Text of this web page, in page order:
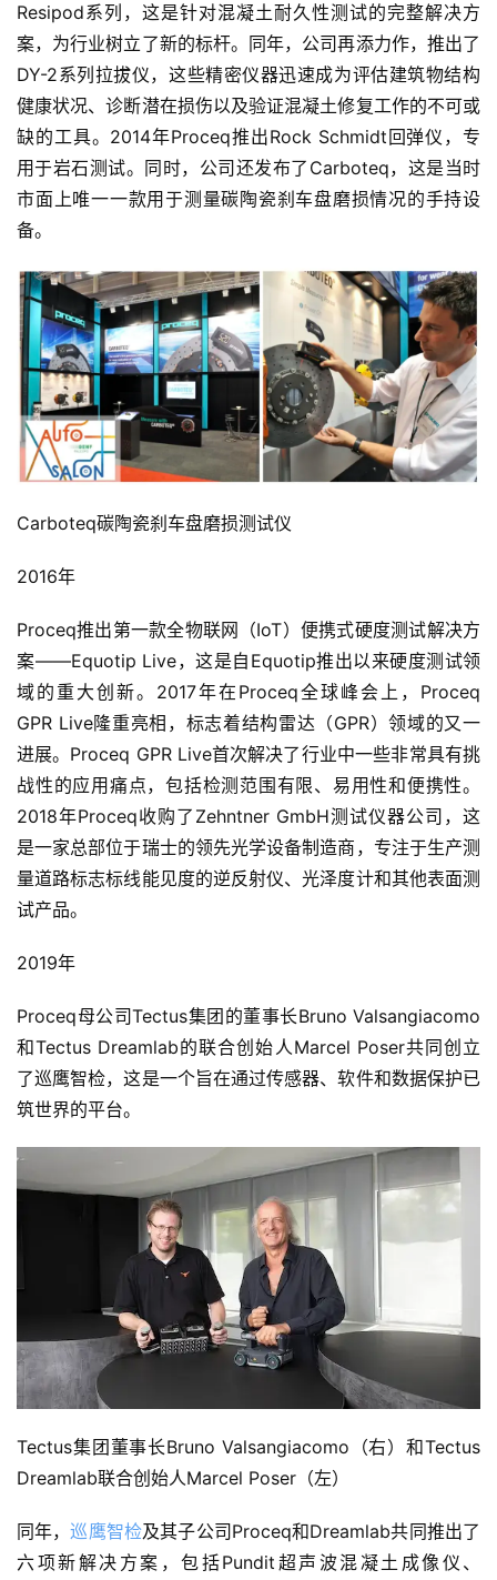
首
页
关
于
案
H
5
开
发
信
开
Resipod系列，这是针对混凝土耐久性测试的完整解决方
案，为行业树立了新的标杆。同年，公司再添力作，推出了
DY-2系列拉拔仪，这些精密仪器迅速成为评估建筑物结构
健康状况、诊断潜在损伤以及验证混凝土修复工作的不可或
缺的工具。2014年Proceq推出Rock Schmidt回弹仪，专
用于岩石测试。同时，公司还发布了Carboteq，这是当时
市面上唯一一款用于测量碳陶瓷刹车盘磨损情况的手持设
备。
Carboteq碳陶瓷刹车盘磨损测试仪
2016年
Proceq推出第一款全物联网（IoT）便携式硬度测试解决方
案——Equotip Live，这是自Equotip推出以来硬度测试领
域的重大创新。2017年在Proceq全球峰会上，Proceq
GPR Live隆重亮相，标志着结构雷达（GPR）领域的又一
进展。Proceq GPR Live首次解决了行业中一些非常具有挑
战性的应用痛点，包括检测范围有限、易用性和便携性。
2018年Proceq收购了Zehntner GmbH测试仪器公司，这
是一家总部位于瑞士的领先光学设备制造商，专注于生产测
量道路标志标线能见度的逆反射仪、光泽度计和其他表面测
试产品。
2019年
Proceq母公司Tectus集团的董事长Bruno Valsangiacomo
和Tectus Dreamlab的联合创始人Marcel Poser共同创立
了巡鹰智检，这是一个旨在通过传感器、软件和数据保护已
筑世界的平台。
Tectus集团董事长Bruno Valsangiacomo（右）和Tectus
Dreamlab联合创始人Marcel Poser（左）
同年，巡鹰智检及其子公司Proceq和Dreamlab共同推出了
六项新解决方案，包括Pundit超声波混凝土成像仪、